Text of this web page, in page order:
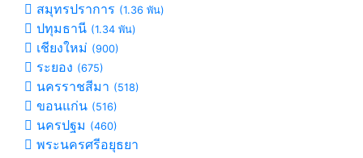
สมุทรปราการ (1.36 พัน)
ปทุมธานี (1.34 พัน)
เชียงใหม่ (900)
ระยอง (675)
นครราชสีมา (518)
ขอนแก่น (516)
นครปฐม (460)
พระนครศรีอยุธยา